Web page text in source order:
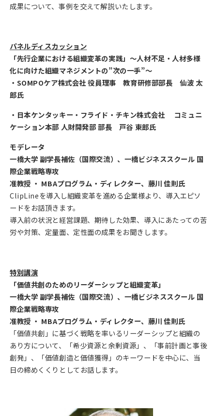
成果について、事例を交えて解説いたします。
パネルディスカッション
「先行企業における組織変革の実践」～人材不足・人材多様
化に向けた組織マネジメントの”次の一手”～
・SOMPOケア株式会社 役員理事 教育研修部部長 仙波 太
郎氏
・日本ケンタッキー・フライド・チキン株式会社 コミュニ
ケーション本部 人財開発部 部長 戸谷 東郎氏
モデレータ
一橋大学 副学長補佐（国際交流）、一橋ビジネススクール 国
際企業戦略専攻
准教授 ・ MBAプログラム・ディレクター、藤川 佳則氏
ClipLineを導入し組織変革を進める企業様より、導入エピソ
ードをお話頂きます。
導入前の状況と経営課題、期待した効果、導入にあたっての苦
労や対策、定量面、定性面の成果をお聞きします。
特別講演
「価値共創のためのリーダーシップと組織変革」
一橋大学 副学長補佐（国際交流）、一橋ビジネススクール 国
際企業戦略専攻
准教授 ・ MBAプログラム・ディレクター、藤川 佳則氏
「価値共創」に基づく戦略を率いるリーダーシップと組織の
あり方について、「希少資源と余剰資源」、「事前計画と事後
創発」、「価値創造と価値獲得」のキーワードを中心に、当
日の締めくくりとしてお話します。